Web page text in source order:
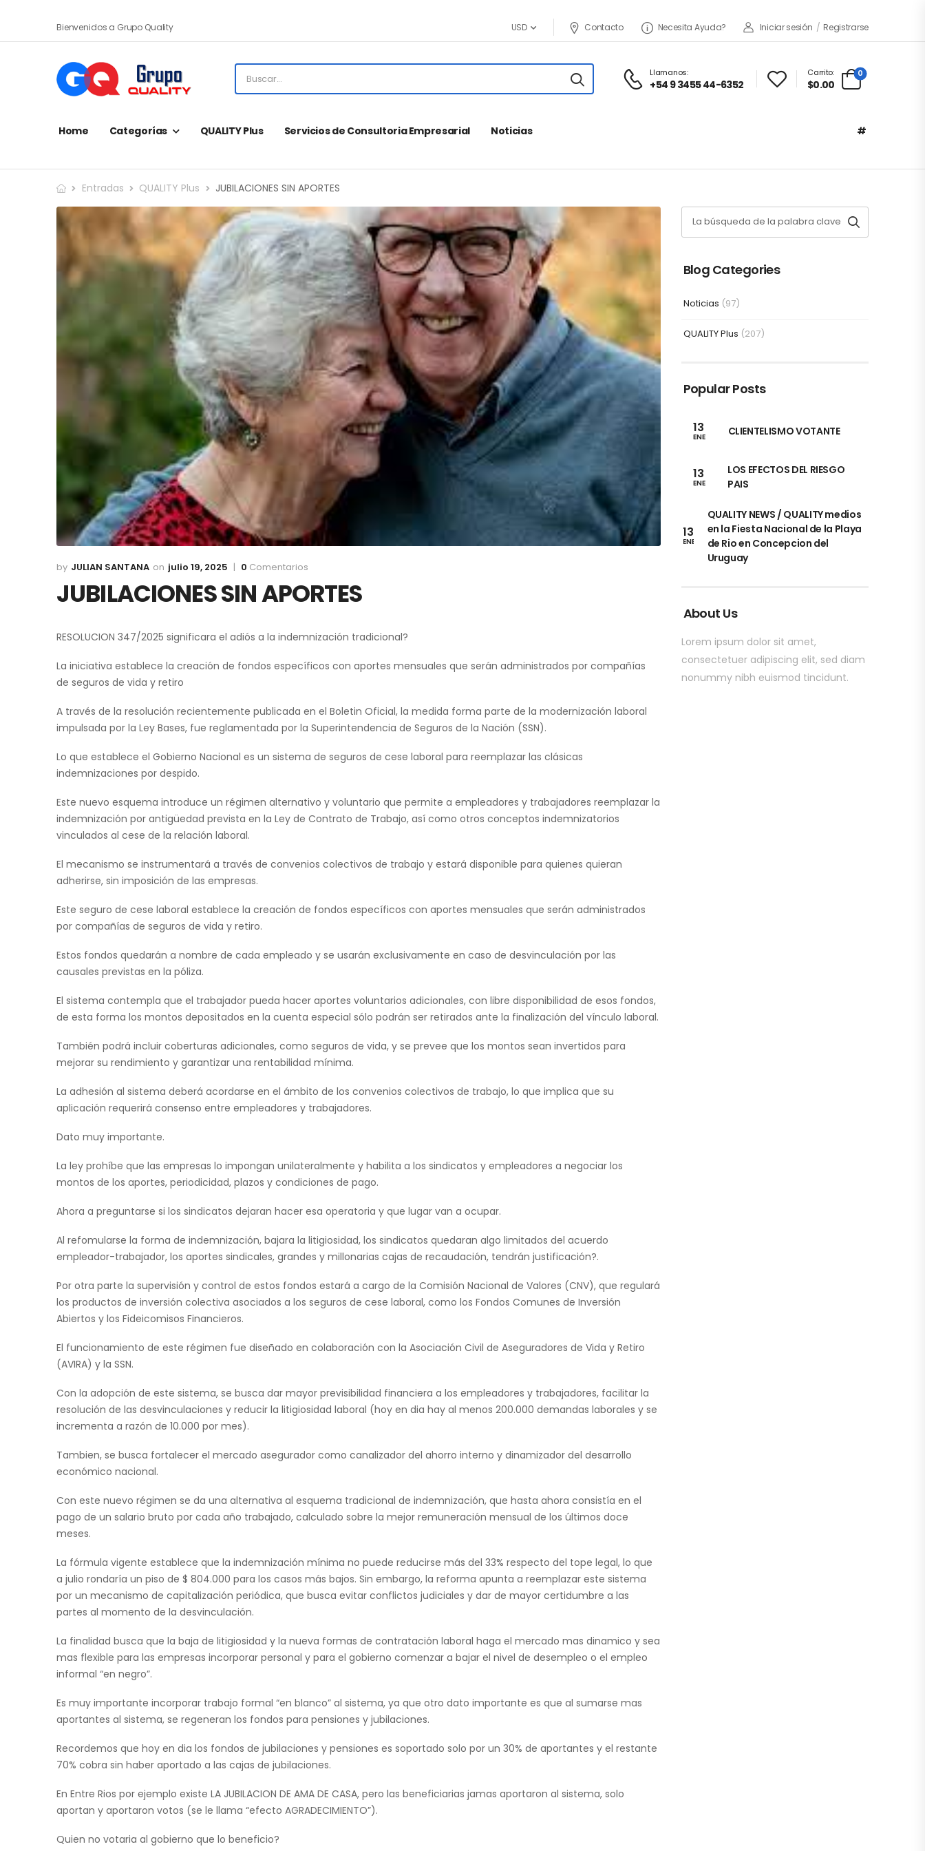
Bienvenidos a Grupo Quality USD Contacto Necesita Ayuda? Iniciar sesión / Registrarse
Llamanos:
+54 9 3455 44-6352
Carrito:
$0.00
0
Home Categorías QUALITY Plus Servicios de Consultoria Empresarial Noticias #
Entradas QUALITY Plus JUBILACIONES SIN APORTES
JULIAN SANTANA julio 19, 2025 0 Comentarios
JUBILACIONES SIN APORTES
RESOLUCION 347/2025 significara el adiós a la indemnización tradicional?
La iniciativa establece la creación de fondos específicos con aportes mensuales que serán administrados por compañías
de seguros de vida y retiro
A través de la resolución recientemente publicada en el Boletin Oficial, la medida forma parte de la modernización laboral
impulsada por la Ley Bases, fue reglamentada por la Superintendencia de Seguros de la Nación (SSN).
Lo que establece el Gobierno Nacional es un sistema de seguros de cese laboral para reemplazar las clásicas
indemnizaciones por despido.
Este nuevo esquema introduce un régimen alternativo y voluntario que permite a empleadores y trabajadores reemplazar la
indemnización por antigüedad prevista en la Ley de Contrato de Trabajo, así como otros conceptos indemnizatorios
vinculados al cese de la relación laboral.
El mecanismo se instrumentará a través de convenios colectivos de trabajo y estará disponible para quienes quieran
adherirse, sin imposición de las empresas.
Este seguro de cese laboral establece la creación de fondos específicos con aportes mensuales que serán administrados
por compañías de seguros de vida y retiro.
Estos fondos quedarán a nombre de cada empleado y se usarán exclusivamente en caso de desvinculación por las
causales previstas en la póliza.
El sistema contempla que el trabajador pueda hacer aportes voluntarios adicionales, con libre disponibilidad de esos fondos,
de esta forma los montos depositados en la cuenta especial sólo podrán ser retirados ante la finalización del vínculo laboral.
También podrá incluir coberturas adicionales, como seguros de vida, y se prevee que los montos sean invertidos para
mejorar su rendimiento y garantizar una rentabilidad mínima.
La adhesión al sistema deberá acordarse en el ámbito de los convenios colectivos de trabajo, lo que implica que su
aplicación requerirá consenso entre empleadores y trabajadores.
Dato muy importante.
La ley prohíbe que las empresas lo impongan unilateralmente y habilita a los sindicatos y empleadores a negociar los
montos de los aportes, periodicidad, plazos y condiciones de pago.
Ahora a preguntarse si los sindicatos dejaran hacer esa operatoria y que lugar van a ocupar.
Al refomularse la forma de indemnización, bajara la litigiosidad, los sindicatos quedaran algo limitados del acuerdo
empleador-trabajador, los aportes sindicales, grandes y millonarias cajas de recaudación, tendrán justificación?.
Por otra parte la supervisión y control de estos fondos estará a cargo de la Comisión Nacional de Valores (CNV), que regulará
los productos de inversión colectiva asociados a los seguros de cese laboral, como los Fondos Comunes de Inversión
Abiertos y los Fideicomisos Financieros.
El funcionamiento de este régimen fue diseñado en colaboración con la Asociación Civil de Aseguradores de Vida y Retiro
(AVIRA) y la SSN.
Con la adopción de este sistema, se busca dar mayor previsibilidad financiera a los empleadores y trabajadores, facilitar la
resolución de las desvinculaciones y reducir la litigiosidad laboral (hoy en dia hay al menos 200.000 demandas laborales y se
incrementa a razón de 10.000 por mes).
Tambien, se busca fortalecer el mercado asegurador como canalizador del ahorro interno y dinamizador del desarrollo
económico nacional.
Con este nuevo régimen se da una alternativa al esquema tradicional de indemnización, que hasta ahora consistía en el
pago de un salario bruto por cada año trabajado, calculado sobre la mejor remuneración mensual de los últimos doce
meses.
La fórmula vigente establece que la indemnización mínima no puede reducirse más del 33% respecto del tope legal, lo que
a julio rondaría un piso de $ 804.000 para los casos más bajos. Sin embargo, la reforma apunta a reemplazar este sistema
por un mecanismo de capitalización periódica, que busca evitar conflictos judiciales y dar de mayor certidumbre a las
partes al momento de la desvinculación.
La finalidad busca que la baja de litigiosidad y la nueva formas de contratación laboral haga el mercado mas dinamico y sea
mas flexible para las empresas incorporar personal y para el gobierno comenzar a bajar el nivel de desempleo o el empleo
informal “en negro”.
Es muy importante incorporar trabajo formal “en blanco” al sistema, ya que otro dato importante es que al sumarse mas
aportantes al sistema, se regeneran los fondos para pensiones y jubilaciones.
Recordemos que hoy en dia los fondos de jubilaciones y pensiones es soportado solo por un 30% de aportantes y el restante
70% cobra sin haber aportado a las cajas de jubilaciones.
En Entre Rios por ejemplo existe LA JUBILACION DE AMA DE CASA, pero las beneficiarias jamas aportaron al sistema, solo
aportan y aportaron votos (se le llama “efecto AGRADECIMIENTO”).
Quien no votaria al gobierno que lo beneficio?
Blog Categories
Noticias (97)
QUALITY Plus (207)
Popular Posts
13
ENE CLIENTELISMO VOTANTE
13
ENE
LOS EFECTOS DEL RIESGO
PAIS
13
ENE
QUALITY NEWS / QUALITY medios
en la Fiesta Nacional de la Playa
de Rio en Concepcion del
Uruguay
About Us
Lorem ipsum dolor sit amet,
consectetuer adipiscing elit, sed diam
nonummy nibh euismod tincidunt.